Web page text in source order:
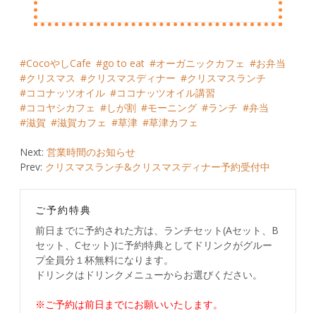
CocoやしCafe go to eat オーガニックカフェ
お弁当
クリスマス
クリスマスディナー
クリスマスランチ
ココナッツオイル
ココナッツオイル講習
ココヤシカフェ
しが割 モーニング ランチ
弁当
滋賀
滋賀カフェ 草津 草津カフェ
Post
navigation
Next: 営業時間のお知らせ
Prev: クリスマスランチ&クリスマスディナー予約受付中
ご予約特典
前日までに予約された方は、ランチセット(Aセット、B
セット、Cセット)に予約特典としてドリンクがグルー
プ全員分１杯無料になります。
ドリンクはドリンクメニューからお選びください。
※ご予約は前日までにお願いいたします。